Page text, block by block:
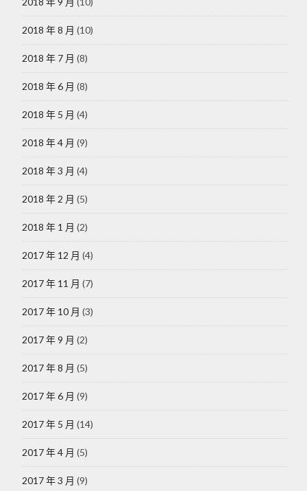
2018 年 8 月 (10)
2018 年 7 月 (8)
2018 年 6 月 (8)
2018 年 5 月 (4)
2018 年 4 月 (9)
2018 年 3 月 (4)
2018 年 2 月 (5)
2018 年 1 月 (2)
2017 年 12 月 (4)
2017 年 11 月 (7)
2017 年 10 月 (3)
2017 年 9 月 (2)
2017 年 8 月 (5)
2017 年 6 月 (9)
2017 年 5 月 (14)
2017 年 4 月 (5)
2017 年 3 月 (9)